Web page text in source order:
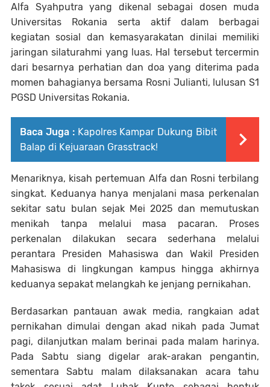
Alfa Syahputra yang dikenal sebagai dosen muda
Universitas Rokania serta aktif dalam berbagai
kegiatan sosial dan kemasyarakatan dinilai memiliki
jaringan silaturahmi yang luas. Hal tersebut tercermin
dari besarnya perhatian dan doa yang diterima pada
momen bahagianya bersama Rosni Julianti, lulusan S1
PGSD Universitas Rokania.
Baca Juga : Kapolres Kampar Dukung Bibit
Balap di Kejuaraan Grasstrack!
Menariknya, kisah pertemuan Alfa dan Rosni terbilang
singkat. Keduanya hanya menjalani masa perkenalan
sekitar satu bulan sejak Mei 2025 dan memutuskan
menikah tanpa melalui masa pacaran. Proses
perkenalan dilakukan secara sederhana melalui
perantara Presiden Mahasiswa dan Wakil Presiden
Mahasiswa di lingkungan kampus hingga akhirnya
keduanya sepakat melangkah ke jenjang pernikahan.
Berdasarkan pantauan awak media, rangkaian adat
pernikahan dimulai dengan akad nikah pada Jumat
pagi, dilanjutkan malam berinai pada malam harinya.
Pada Sabtu siang digelar arak-arakan pengantin,
sementara Sabtu malam dilaksanakan acara tahu